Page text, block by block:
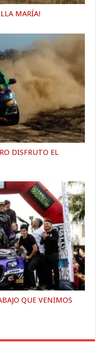
MARÍA!
DISFRUTO EL
QUE VENIMOS